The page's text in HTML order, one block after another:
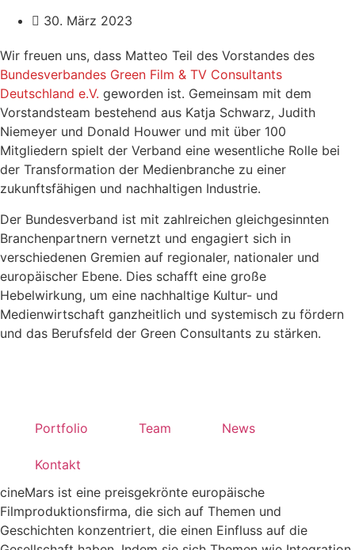
30. März 2023
Wir freuen uns, dass Matteo Teil des Vorstandes des
Bundesverbandes Green Film & TV Consultants
Deutschland e.V. geworden ist. Gemeinsam mit dem
Vorstandsteam bestehend aus Katja Schwarz, Judith
Niemeyer und Donald Houwer und mit über 100
Mitgliedern spielt der Verband eine wesentliche Rolle bei
der Transformation der Medienbranche zu einer
zukunftsfähigen und nachhaltigen Industrie.
Der Bundesverband ist mit zahlreichen gleichgesinnten
Branchenpartnern vernetzt und engagiert sich in
verschiedenen Gremien auf regionaler, nationaler und
europäischer Ebene. Dies schafft eine große
Hebelwirkung, um eine nachhaltige Kultur- und
Medienwirtschaft ganzheitlich und systemisch zu fördern
und das Berufsfeld der Green Consultants zu stärken.
Portfolio Team News
Kontakt
cineMars ist eine preisgekrönte europäische
Filmproduktionsfirma, die sich auf Themen und
Geschichten konzentriert, die einen Einfluss auf die